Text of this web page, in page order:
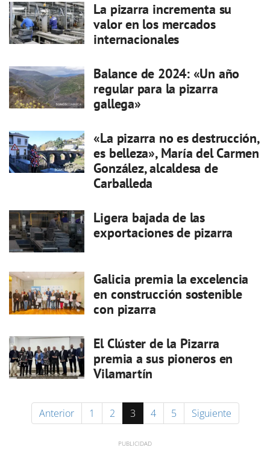
La pizarra incrementa su
valor en los mercados
internacionales
Balance de 2024: «Un año
regular para la pizarra
gallega»
«La pizarra no es destrucción,
es belleza», María del Carmen
González, alcaldesa de
Carballeda
Ligera bajada de las
exportaciones de pizarra
Galicia premia la excelencia
en construcción sostenible
con pizarra
El Clúster de la Pizarra
premia a sus pioneros en
Vilamartín
Anterior 1 2 3 4 5 Siguiente